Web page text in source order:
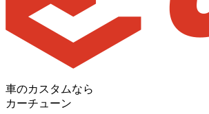
車のカスタムなら
カーチューン